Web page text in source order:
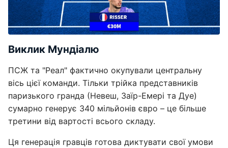
Виклик Мундіалю
ПСЖ та "Реал" фактично окупували центральну
вісь цієї команди. Тільки трійка представників
паризького гранда (Невеш, Заїр-Емері та Дуе)
сумарно генерує 340 мільйонів євро – це більше
третини від вартості всього складу.
Ця генерація гравців готова диктувати свої умови